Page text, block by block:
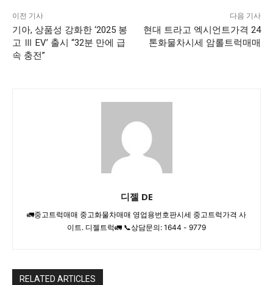
이전 기사
기아, 상품성 강화한 ‘2025 봉
고 Ⅲ EV’ 출시 “32분 만에 급
속 충전”
다음 기사
현대 트라고 엑시언트가격 24
톤화물차시세 암롤트럭매매
디젤 DE
🚛중고트럭매매 중고화물차매매 영업용번호판시세 중고트럭가격 사
이트. 디젤트럭🚛 📞상담문의: 1644 - 9779
RELATED ARTICLES